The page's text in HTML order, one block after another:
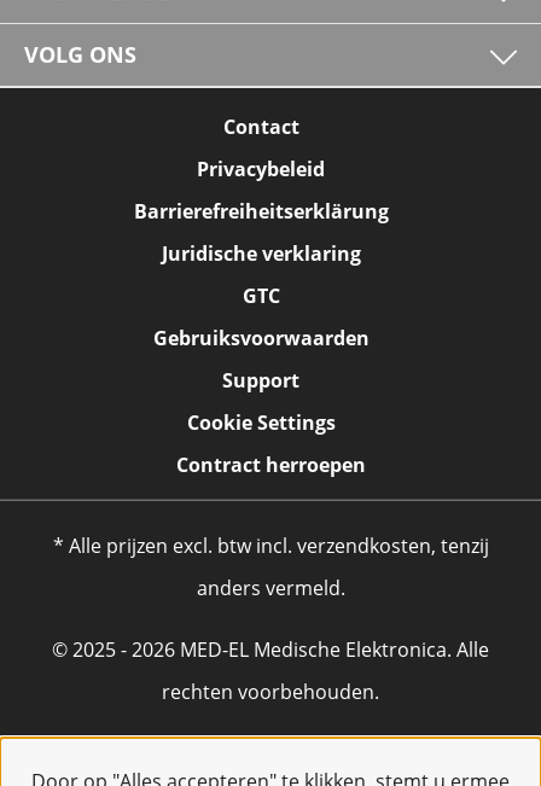
VOLG ONS
Contact
Privacybeleid
Barrierefreiheitserklärung
Juridische verklaring
GTC
Gebruiksvoorwaarden
Support
Cookie Settings
Contract herroepen
* Alle prijzen excl. btw incl. verzendkosten, tenzij
anders vermeld.
© 2025 - 2026 MED-EL Medische Elektronica. Alle
rechten voorbehouden.